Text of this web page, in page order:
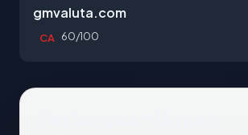
gmvaluta.com
CA 60/100